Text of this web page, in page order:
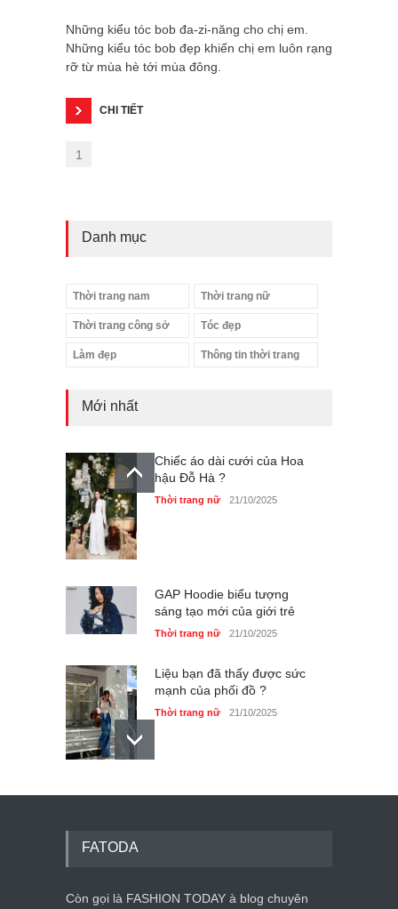
Những kiểu tóc bob đa-zi-năng cho chị em.
Những kiểu tóc bob đẹp khiến chị em luôn rạng
rỡ từ mùa hè tới mùa đông.
CHI TIẾT
1
Danh mục
Thời trang nam Thời trang nữ
Thời trang công sở Tóc đẹp
Làm đẹp Thông tin thời trang
Mới nhất
Chiếc áo dài cưới của Hoa
hậu Đỗ Hà ?
Thời trang nữ 21/10/2025
GAP Hoodie biểu tượng
sáng tạo mới của giới trẻ
Thời trang nữ 21/10/2025
Liệu bạn đã thấy được sức
mạnh của phối đồ ?
Thời trang nữ 21/10/2025
Dàn túi hiệu ‘ xịn sò’ của nữ
FATODA
Còn gọi là FASHION TODAY à blog chuyên